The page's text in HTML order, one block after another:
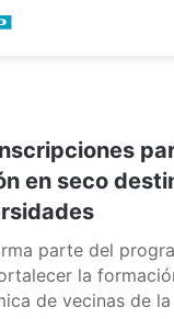
en seco
parte del
la
de vecinas de